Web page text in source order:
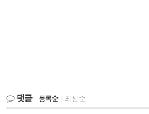
댓글 등록순 최신순